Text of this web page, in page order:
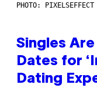
PHOTO:
Singles
Dates for
Dating